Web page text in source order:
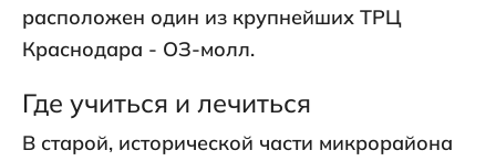
расположен один из крупнейших ТРЦ
Краснодара - ОЗ-молл.
Где учиться и лечиться
В старой, исторической части микрорайона